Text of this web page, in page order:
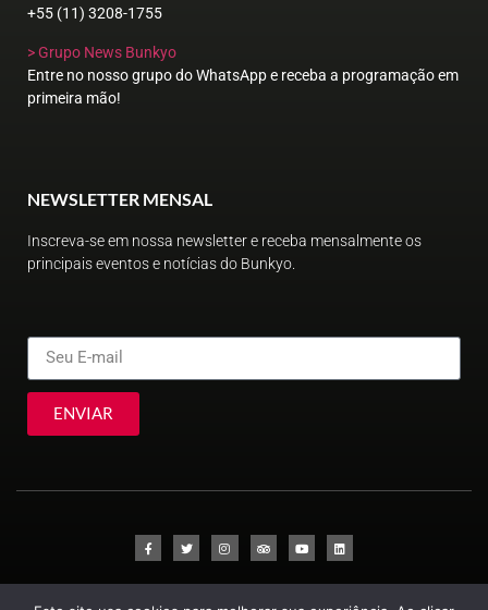
+55 (11) 3208-1755
> Grupo News Bunkyo
Entre no nosso grupo do WhatsApp e receba a programação em
primeira mão!
NEWSLETTER MENSAL
Inscreva-se em nossa newsletter e receba mensalmente os
principais eventos e notícias do Bunkyo.
ENVIAR